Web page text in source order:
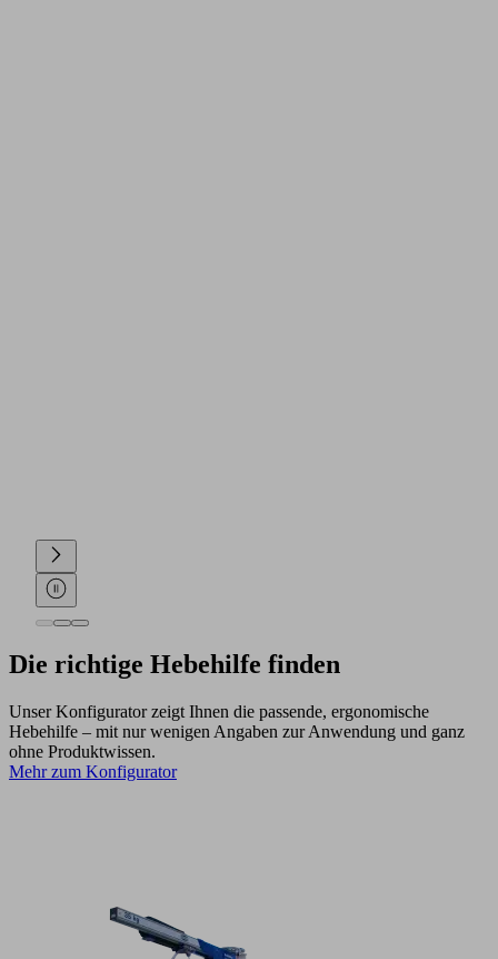
Die richtige Hebehilfe finden
Unser Konfigurator zeigt Ihnen die passende, ergonomische
Hebehilfe – mit nur wenigen Angaben zur Anwendung und ganz
ohne Produktwissen.
Mehr zum Konfigurator